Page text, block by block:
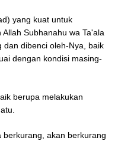
yang kuat untuk
Subhanahu wa Ta'ala
dan dibenci oleh-Nya, baik
dengan kondisi masing-
berupa melakukan
akan berkurang